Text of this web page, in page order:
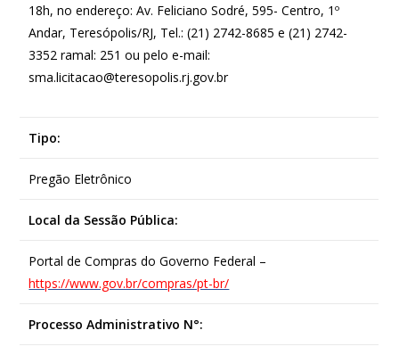
18h, no endereço: Av. Feliciano Sodré, 595- Centro, 1º
Andar, Teresópolis/RJ, Tel.: (21) 2742-8685 e (21) 2742-
3352 ramal: 251 ou pelo e-mail:
sma.licitacao@teresopolis.rj.gov.br
Tipo:
Pregão Eletrônico
Local da Sessão Pública:
Portal de Compras do Governo Federal –
https://www.gov.br/compras/pt-br/
Processo Administrativo N°: